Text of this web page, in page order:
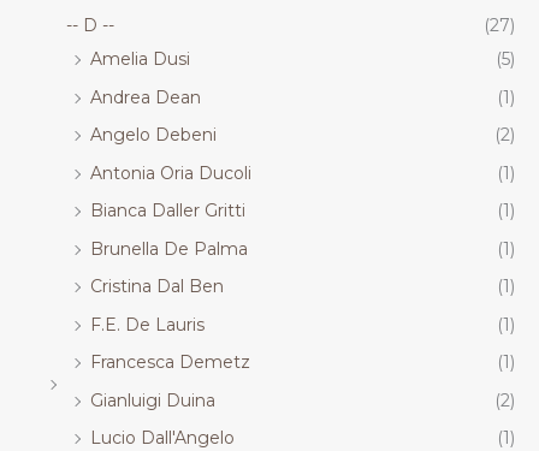
-- D --
(27)
Amelia Dusi
(5)
Andrea Dean
(1)
Angelo Debeni
(2)
Antonia Oria Ducoli
(1)
Bianca Daller Gritti
(1)
Brunella De Palma
(1)
Cristina Dal Ben
(1)
F.E. De Lauris
(1)
Francesca Demetz
(1)
Gianluigi Duina
(2)
Lucio Dall'Angelo
(1)